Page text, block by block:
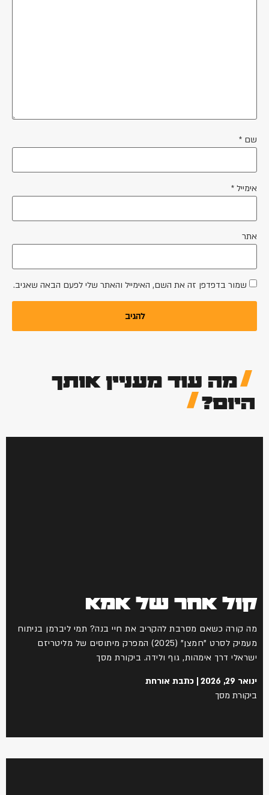
שם *
אימייל *
אתר
שמור בדפדפן זה את השם, האימייל והאתר שלי לפעם הבאה שאגיב.
מה עוד מעניין אותך
היום?
קול אחר של אמא
מה קורה כשאם מסרבת להקריב את חיי בנה? תמי ליברמן בניתוח
מעמיק לסרט "חמצן" (2025) המפרק מיתוסים של מליטריזם
ישראלי דרך אימהות, גוף ולידה. ביקורת מסך
ינואר 29, 2026
כתבת אורחת
ביקורת מסך